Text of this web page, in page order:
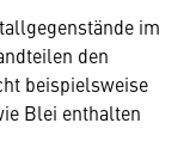
im
den
beispielsweise
Blei enthalten